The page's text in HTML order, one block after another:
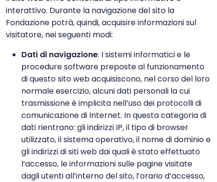
interattivo. Durante la navigazione del sito la
Fondazione potrà, quindi, acquisire informazioni sul
visitatore, nei seguenti modi:
Dati di navigazione: I sistemi informatici e le
procedure software preposte al funzionamento
di questo sito web acquisiscono, nel corso del loro
normale esercizio, alcuni dati personali la cui
trasmissione è implicita nell’uso dei protocolli di
comunicazione di Internet. In questa categoria di
dati rientrano: gli indirizzi IP, il tipo di browser
utilizzato, il sistema operativo, il nome di dominio e
gli indirizzi di siti web dai quali è stato effettuato
l’accesso, le informazioni sulle pagine visitate
dagli utenti all’interno del sito, l’orario d’accesso,